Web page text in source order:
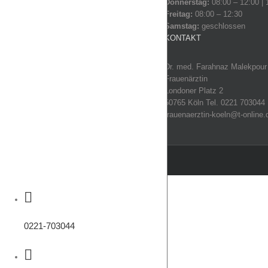
Donnerstag: 08:00 – 12:00 |
Freitag: 08:00 – 12:30
Samstag: geschlossen
KONTAKT
Dr. med. Farahnaz Malekpour
Frauenärztin
Londoner Platz 2
50765 Köln Tel. 0221 703044
frauenaerztin-koeln@t-
0221-703044